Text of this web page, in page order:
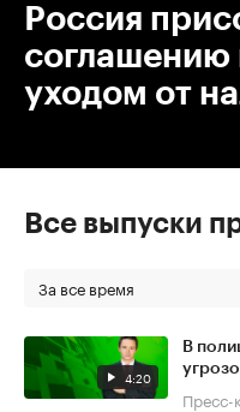
Россия
соглашению
уходом от
Все выпуски
За все время
4:20
В
Пресс-